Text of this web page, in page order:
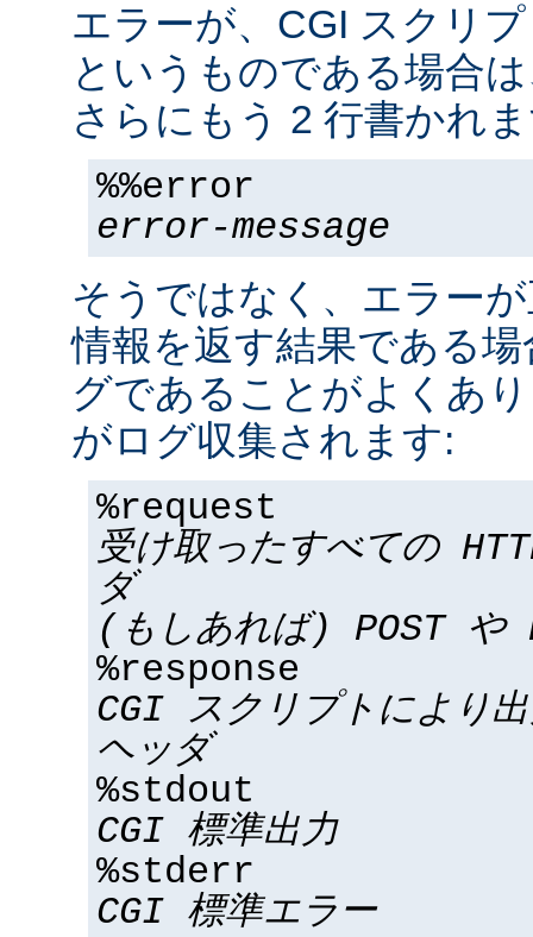
エラーが、CGI スクリ
というものである場合
さらにもう 2 行書かれ
%%error
error-message
そうではなく、エラー
情報を返す結果である
グであることがよくあ
がログ収集されます:
%request
受け取ったすべての
ダ
(もしあれば) POST や
%response
CGI スクリプトにより
ヘッダ
%stdout
CGI 標準出力
%stderr
CGI 標準エラー